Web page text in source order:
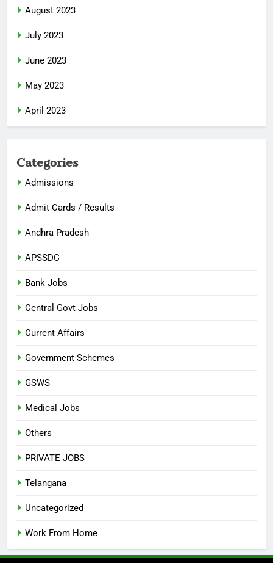
August 2023
July 2023
June 2023
May 2023
April 2023
Categories
Admissions
Admit Cards / Results
Andhra Pradesh
APSSDC
Bank Jobs
Central Govt Jobs
Current Affairs
Government Schemes
GSWS
Medical Jobs
Others
PRIVATE JOBS
Telangana
Uncategorized
Work From Home